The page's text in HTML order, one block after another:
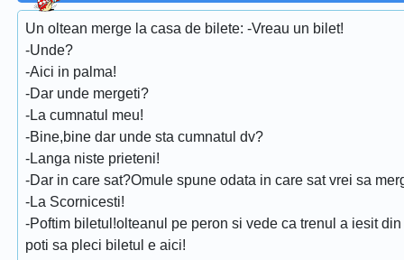
Un oltean merge la casa de bilete: -Vreau un bilet!
-Unde?
-Aici in palma!
-Dar unde mergeti?
-La cumnatul meu!
-Bine,bine dar unde sta cumnatul dv?
-Langa niste prieteni!
-Dar in care sat?Omule spune odata in care sat vrei sa
-La Scornicesti!
-Poftim biletul!olteanul pe peron si vede ca trenul a iesit
poti sa pleci biletul e aici!